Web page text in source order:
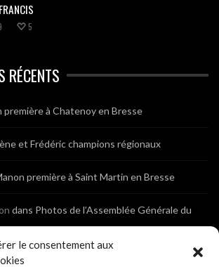
le consentement aux
5
RÉCENTS
première à Chatenoy en Bresse
et Frédéric champions régionaux
première à Saint Martin en Bresse
dans Photos de l’Assemblée Générale du
l’Assemblée Générale du Club